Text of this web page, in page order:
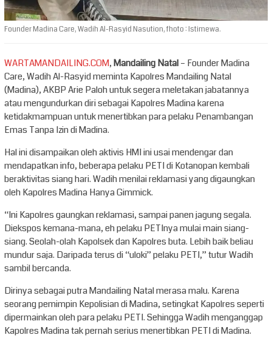
Founder Madina Care, Wadih Al-Rasyid Nasution, fhoto : Istimewa.
WARTAMANDAILING.COM,Mandailing Natal– Founder Madina
Care, Wadih Al-Rasyid meminta Kapolres Mandailing Natal
(Madina), AKBP Arie Paloh untuk segera meletakan jabatannya
atau mengundurkan diri sebagai Kapolres Madina karena
ketidakmampuan untuk menertibkan para pelaku Penambangan
Emas Tanpa Izin di Madina.
Hal ini disampaikan oleh aktivis HMI ini usai mendengar dan
mendapatkan info, beberapa pelaku PETI di Kotanopan kembali
beraktivitas siang hari. Wadih menilai reklamasi yang digaungkan
oleh Kapolres Madina Hanya Gimmick.
“Ini Kapolres gaungkan reklamasi, sampai panen jagung segala.
Diekspos kemana-mana, eh pelaku PETInya mulai main siang-
siang. Seolah-olah Kapolsek dan Kapolres buta. Lebih baik beliau
mundur saja. Daripada terus di “uloki” pelaku PETI,” tutur Wadih
sambil bercanda.
Dirinya sebagai putra Mandailing Natal merasa malu. Karena
seorang pemimpin Kepolisian di Madina, setingkat Kapolres seperti
dipermainkan oleh para pelaku PETI. Sehingga Wadih menganggap
Kapolres Madina tak pernah serius menertibkan PETI di Madina.